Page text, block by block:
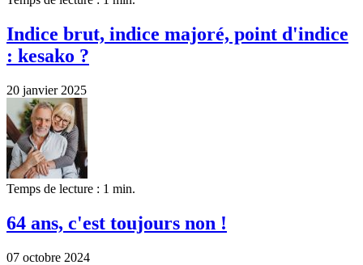
Indice brut, indice majoré, point d'indice
: kesako ?
20 janvier 2025
Temps de lecture : 1 min.
64 ans, c'est toujours non !
07 octobre 2024